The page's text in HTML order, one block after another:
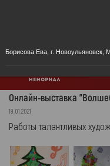
Онлайн-выставка
19.01.2021
Работы талантливых
Борисова Ева, г. Новоульяновск,